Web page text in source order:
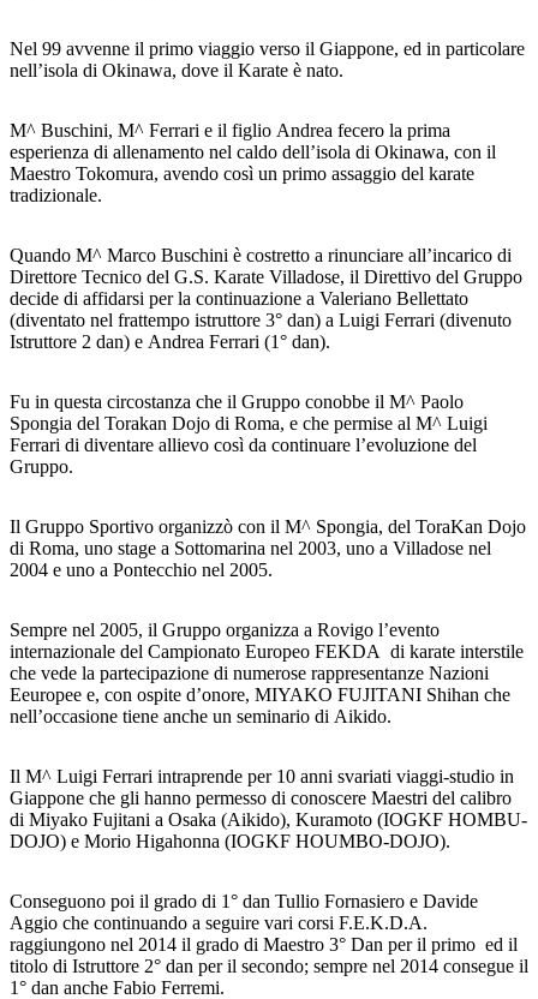
Nel 99 avvenne il primo viaggio verso il Giappone, ed in particolare
nell’isola di Okinawa, dove il Karate è nato.
M^ Buschini, M^ Ferrari e il figlio Andrea fecero la prima
esperienza di allenamento nel caldo dell’isola di Okinawa, con il
Maestro Tokomura, avendo così un primo assaggio del karate
tradizionale.
Quando M^ Marco Buschini è costretto a rinunciare all’incarico di
Direttore Tecnico del G.S. Karate Villadose, il Direttivo del Gruppo
decide di affidarsi per la continuazione a Valeriano Bellettato
(diventato nel frattempo istruttore 3° dan) a Luigi Ferrari (divenuto
Istruttore 2 dan) e Andrea Ferrari (1° dan).
Fu in questa circostanza che il Gruppo conobbe il M^ Paolo
Spongia del Torakan Dojo di Roma, e che permise al M^ Luigi
Ferrari di diventare allievo così da continuare l’evoluzione del
Gruppo.
Il Gruppo Sportivo organizzò con il M^ Spongia, del ToraKan Dojo
di Roma, uno stage a Sottomarina nel 2003, uno a Villadose nel
2004 e uno a Pontecchio nel 2005.
Sempre nel 2005, il Gruppo organizza a Rovigo l’evento
internazionale del Campionato Europeo FEKDA di karate interstile
che vede la partecipazione di numerose rappresentanze Nazioni
Eeuropee e, con ospite d’onore, MIYAKO FUJITANI Shihan che
nell’occasione tiene anche un seminario di Aikido.
Il M^ Luigi Ferrari intraprende per 10 anni svariati viaggi-studio in
Giappone che gli hanno permesso di conoscere Maestri del calibro
di Miyako Fujitani a Osaka (Aikido), Kuramoto (IOGKF HOMBU-
DOJO) e Morio Higahonna (IOGKF HOUMBO-DOJO).
Conseguono poi il grado di 1° dan Tullio Fornasiero e Davide
Aggio che continuando a seguire vari corsi F.E.K.D.A.
raggiungono nel 2014 il grado di Maestro 3° Dan per il primo ed il
titolo di Istruttore 2° dan per il secondo; sempre nel 2014 consegue il
1° dan anche Fabio Ferremi.